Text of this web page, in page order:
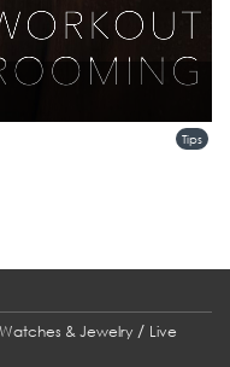
รดูแลตัวเองหลังจากการฝึกซ้อม
Tips
Watches & Jewelry/ Live